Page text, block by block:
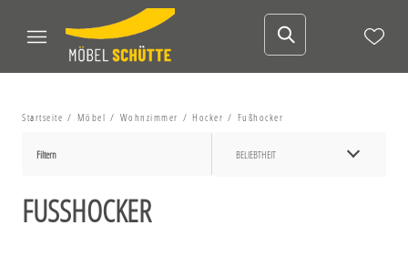
Startseite Möbel Wohnzimmer Hocker Fußhocker
Filtern BELIEBTHEIT
FUSSHOCKER